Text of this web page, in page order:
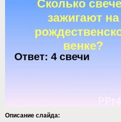
Описание слайда: